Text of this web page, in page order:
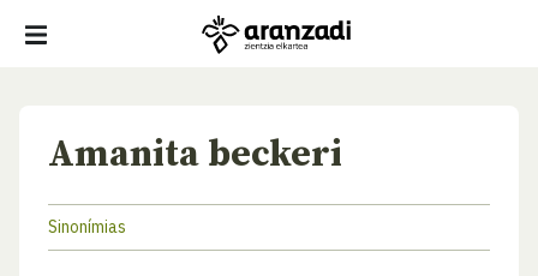
Amanita beckeri
Sinonímias